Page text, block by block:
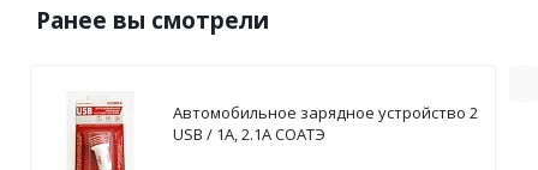
Ранее вы смотрели
Автомобильное зарядное устройство 2
USB / 1А, 2.1А СОАТЭ